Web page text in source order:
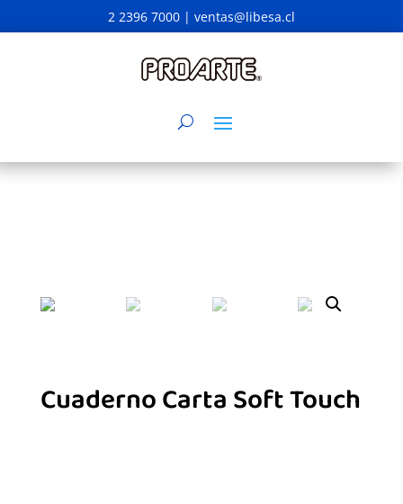
2 2396 7000 | ventas@libesa.cl
Cuaderno Carta Soft Touch